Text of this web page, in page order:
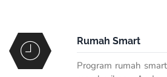
Rumah Smart
Program rumah